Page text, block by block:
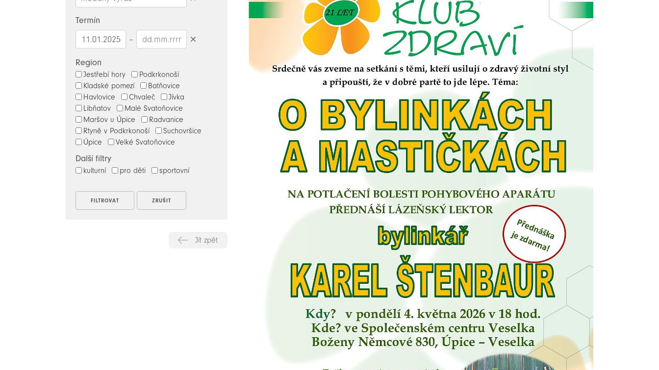
Termín
–
Region
Jestřebí hory
Podkrkonoší
Kladské pomezí
Batňovice
Havlovice
Chvaleč
Jívka
Libňatov
Malé Svatoňovice
Maršov u Úpice
Radvanice
Rtyně v Podkrkonoší
Suchovršice
Úpice
Velké Svatoňovice
Další filtry
kulturní pro děti sportovní
Jít zpět